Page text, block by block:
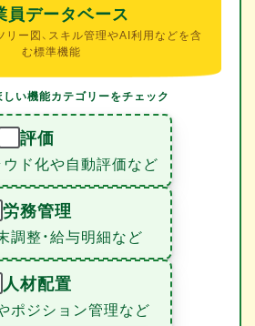
員データベース
リー図、スキル管理やAI利用などを含
む標準機能
しい機能カテゴリーをチェック
評価
ド化や自動評価など
労務管理
調整・給与明細など
人材配置
ポジション管理など